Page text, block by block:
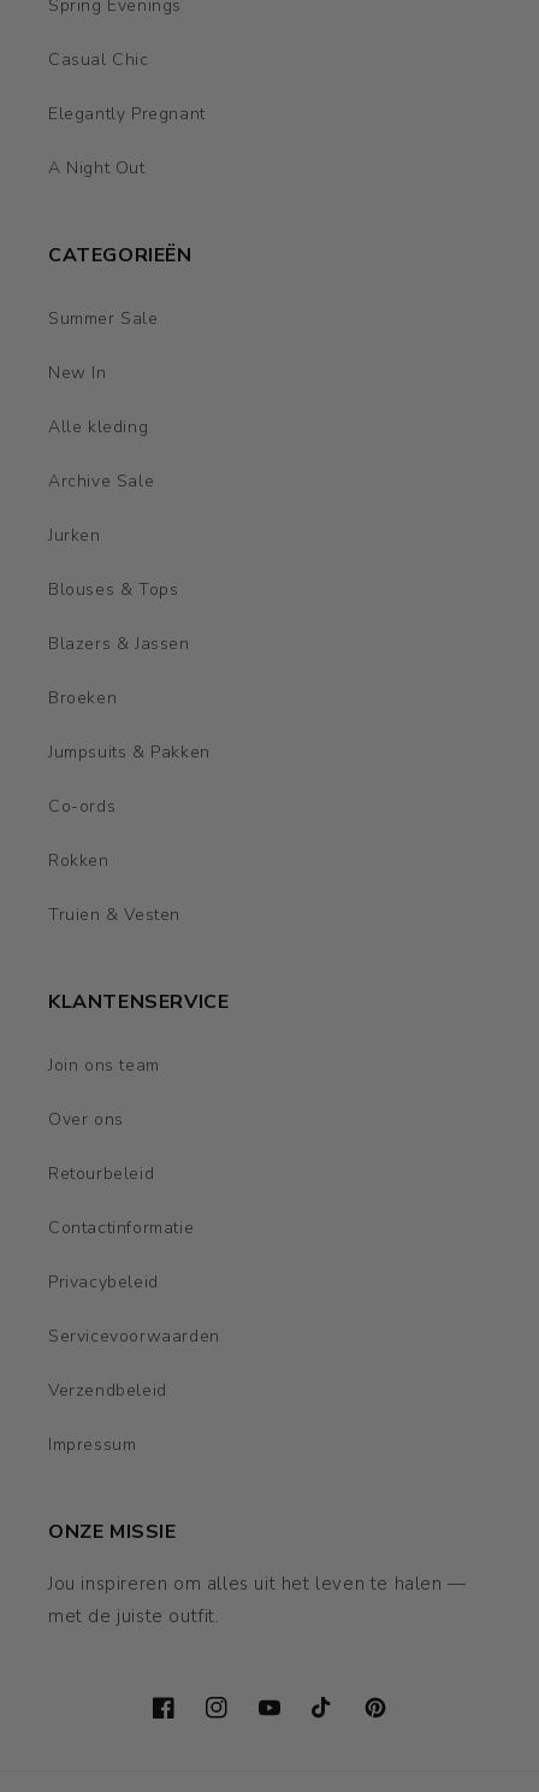
Spring Evenings
Casual Chic
Elegantly Pregnant
A Night Out
CATEGORIEËN
Summer Sale
New In
Alle kleding
Archive Sale
Jurken
Blouses & Tops
Blazers & Jassen
Broeken
Jumpsuits & Pakken
Co-ords
Rokken
Truien & Vesten
KLANTENSERVICE
Join ons team
Over ons
Retourbeleid
Contactinformatie
Privacybeleid
Servicevoorwaarden
Verzendbeleid
Impressum
ONZE MISSIE
Jou inspireren om alles uit het leven te halen —
met de juiste outfit.
FacebookInstagramYouTubeTikTok Pinterest